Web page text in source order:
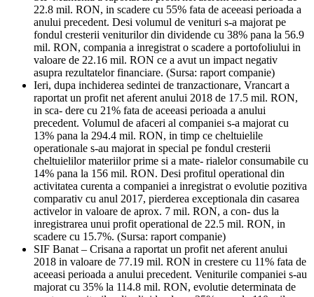
22.8 mil. RON, in scadere cu 55% fata de aceeasi perioada a
anului precedent. Desi volumul de venituri s-a majorat pe
fondul cresterii veniturilor din dividende cu 38% pana la 56.9
mil. RON, compania a inregistrat o scadere a portofoliului in
valoare de 22.16 mil. RON ce a avut un impact negativ
asupra rezultatelor financiare. (Sursa: raport companie)
Ieri, dupa inchiderea sedintei de tranzactionare, Vrancart a
raportat un profit net aferent anului 2018 de 17.5 mil. RON,
in sca- dere cu 21% fata de aceeasi perioada a anului
precedent. Volumul de afaceri al companiei s-a majorat cu
13% pana la 294.4 mil. RON, in timp ce cheltuielile
operationale s-au majorat in special pe fondul cresterii
cheltuielilor materiilor prime si a mate- rialelor consumabile cu
14% pana la 156 mil. RON. Desi profitul operational din
activitatea curenta a companiei a inregistrat o evolutie pozitiva
comparativ cu anul 2017, pierderea exceptionala din casarea
activelor in valoare de aprox. 7 mil. RON, a con- dus la
inregistrarea unui profit operational de 22.5 mil. RON, in
scadere cu 15.7%. (Sursa: raport companie)
SIF Banat – Crisana a raportat un profit net aferent anului
2018 in valoare de 77.19 mil. RON in crestere cu 11% fata de
aceeasi perioada a anului precedent. Veniturile companiei s-au
majorat cu 35% la 114.8 mil. RON, evolutie determinata de